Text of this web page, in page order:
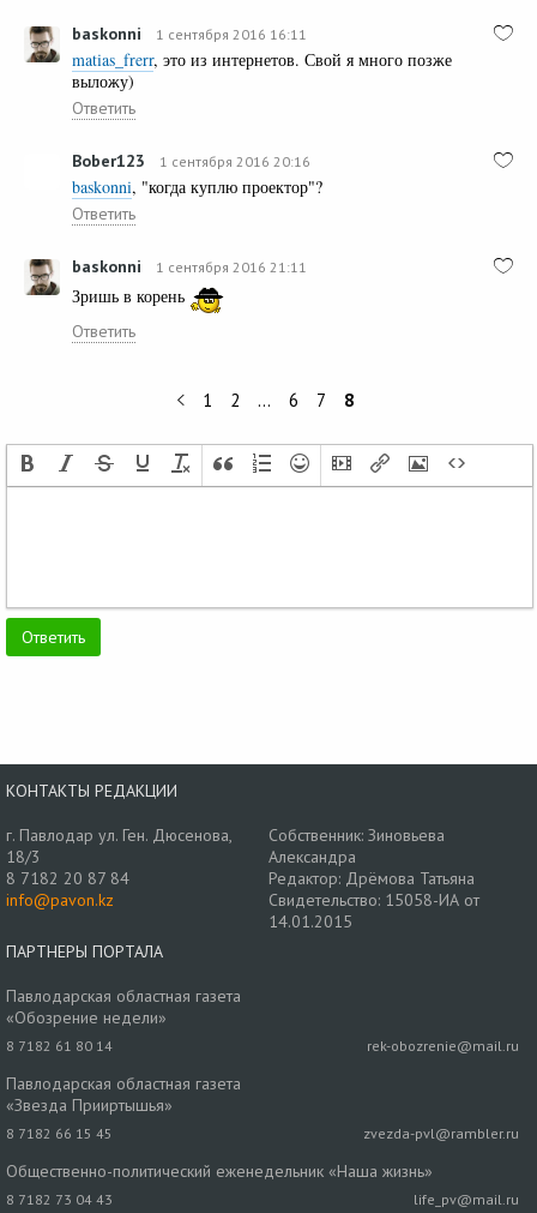
baskonni 1 сентября 2016 16:11
matias_frerr, это из интернетов. Свой я много позже
выложу)
Ответить
Bober123 1 сентября 2016 20:16
baskonni, "когда куплю проектор"?
Ответить
baskonni 1 сентября 2016 21:11
Зришь в корень
Ответить
1 2 … 6 7 8
КОНТАКТЫ РЕДАКЦИИ
г. Павлодар ул. Ген. Дюсенова,
18/3
8 7182 20 87 84
info@pavon.kz
Собственник: Зиновьева
Александра
Редактор: Дрёмова Татьяна
Свидетельство: 15058-ИА от
14.01.2015
ПАРТНЕРЫ ПОРТАЛА
Павлодарская областная газета
«Обозрение недели»
8 7182 61 80 14 rek-obozrenie@mail.ru
Павлодарская областная газета
«Звезда Прииртышья»
8 7182 66 15 45 zvezda-pvl@rambler.ru
Общественно-политический еженедельник «Наша жизнь»
8 7182 73 04 43 life_pv@mail.ru